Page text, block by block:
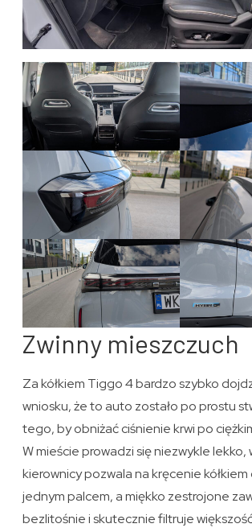
Zwinny mieszczuch
Za kółkiem Tiggo 4 bardzo szybko
wniosku, że to auto zostało po prostu
tego, by obniżać ciśnienie krwi po
W mieście prowadzi się niezwykle
kierownicy pozwala na kręcenie kółkiem
jednym palcem, a miękko zestrojone
bezlitośnie i skutecznie filtruje